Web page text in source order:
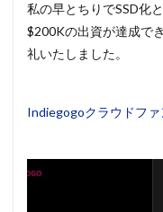
私の早とちりでSSD化
$200Kの出資が達成で
礼いたしました。
Indiegogoクラウドフ